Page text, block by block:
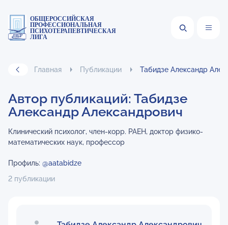
ОБЩЕРОССИЙСКАЯ
ПРОФЕССИОНАЛЬНАЯ
ПСИХОТЕРАПЕВТИЧЕСКАЯ
ЛИГА
Главная Публикации Табидзе Александр
Автор публикаций: Табидзе
Александр Александрович
Клинический психолог, член-корр. РАЕН, доктор физико-
математических наук, профессор
Профиль: @aatabidze
2 публикации